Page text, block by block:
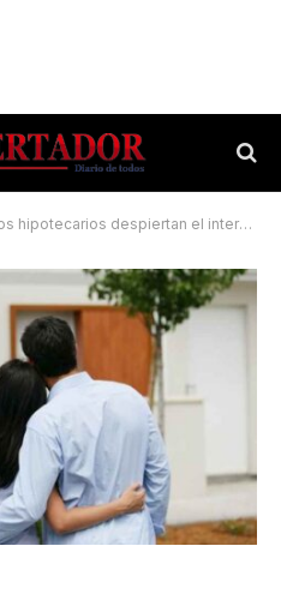
despiertan el interés de correntinos